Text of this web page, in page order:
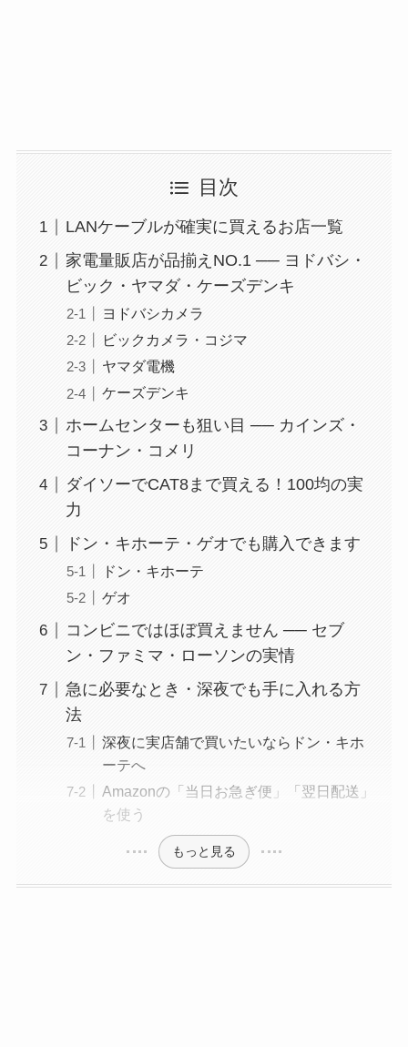
目次
LANケーブルが確実に買えるお店一覧
家電量販店が品揃えNO.1 ── ヨドバシ・
ビック・ヤマダ・ケーズデンキ
ヨドバシカメラ
ビックカメラ・コジマ
ヤマダ電機
ケーズデンキ
ホームセンターも狙い目 ── カインズ・
コーナン・コメリ
ダイソーでCAT8まで買える！100均の実
力
ドン・キホーテ・ゲオでも購入できます
ドン・キホーテ
ゲオ
コンビニではほぼ買えません ── セブ
ン・ファミマ・ローソンの実情
急に必要なとき・深夜でも手に入れる方
法
深夜に実店舗で買いたいならドン・キホ
ーテへ
Amazonの「当日お急ぎ便」「翌日配送」
を使う
もっと見る